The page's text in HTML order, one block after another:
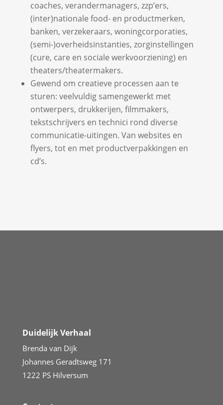
coaches, verandermanagers, zzp’ers,
(inter)nationale food- en productmerken,
banken, verzekeraars, woningcorporaties,
(semi-)overheidsinstanties, zorginstellingen
(cure, care en sociale werkvoorziening) en
theaters/theatermakers.
Gewend om creatieve processen aan te
sturen: veelvuldig samengewerkt met
ontwerpers, drukkerijen, filmmakers,
tekstschrijvers en technici rond diverse
communicatie-uitingen. Van websites en
flyers, tot en met productverpakkingen en
cd’s.
Duidelijk Verhaal
Brenda van Dijk
Johannes Geradtsweg 171
1222 PS Hilversum